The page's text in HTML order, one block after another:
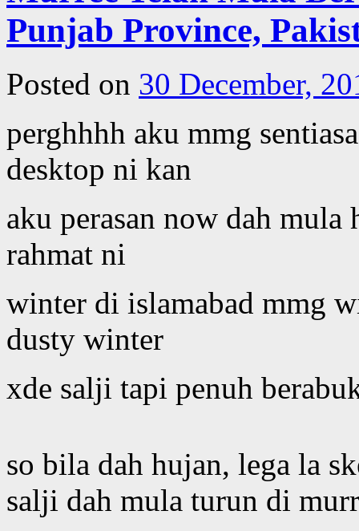
Punjab Province,
Posted on 30 December,
perghhhh aku mmg
desktop ni kan
aku perasan now dah
rahmat ni
winter di islamabad mmg
dusty winter
xde salji tapi penuh
so bila dah hujan, lega la
salji dah mula turun di